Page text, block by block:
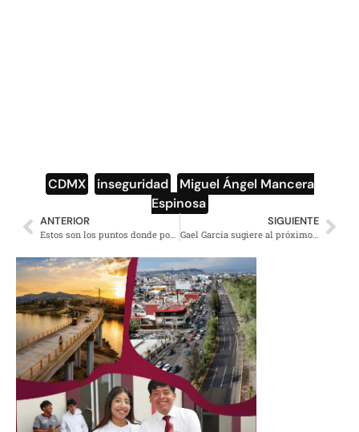
CDMX inseguridad
Miguel Ángel Mancera
Espinosa
ANTERIOR SIGUIENTE
Gael García sugiere al próximo gobierno más presupuesto para cultura